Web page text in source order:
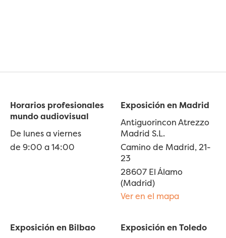
Horarios profesionales
mundo audiovisual
De lunes a viernes
de 9:00 a 14:00
Exposición en Madrid
Antiguorincon Atrezzo
Madrid S.L.
Camino de Madrid, 21-
23
28607 El Álamo
(Madrid)
Ver en el mapa
Exposición en Bilbao
Exposición en Toledo